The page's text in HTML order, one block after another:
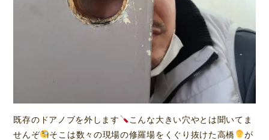
既存のドアノブを外します
こんな大きい穴やとは聞いてま
せんぞ
そこは数々の現場の修羅場をくぐり抜けた高橋
が